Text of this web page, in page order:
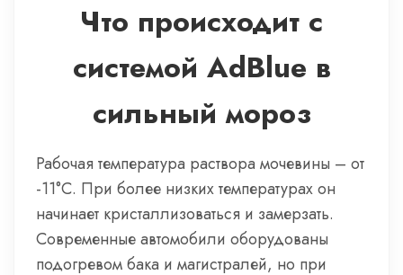
Что происходит с
системой AdBlue в
сильный мороз
Рабочая температура раствора мочевины – от
-11°C. При более низких температурах он
начинает кристаллизоваться и замерзать.
Современные автомобили оборудованы
подогревом бака и магистралей, но при